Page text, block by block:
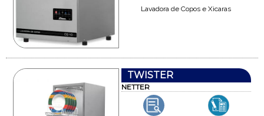
Lavadora de Copos e Xicaras
TWISTER
NETTER